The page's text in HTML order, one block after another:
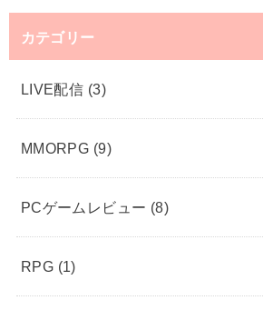
カテゴリー
LIVE配信 (3)
MMORPG (9)
PCゲームレビュー (8)
RPG (1)